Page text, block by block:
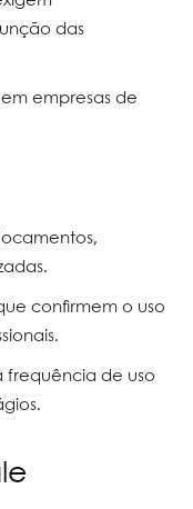
das
empresas de
confirmem o uso
frequência de uso